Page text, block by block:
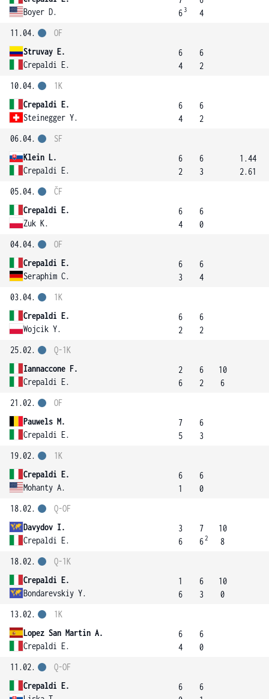
Boyer D.
6 3
4
11.04.
Struvay E.
Crepaldi E.
OF
6
4
6
2
10.04.
Crepaldi E.
Steinegger Y.
1K
6
4
6
2
06.04.
Klein L.
Crepaldi E.
SF
6
2
6
3
1.44
2.61
05.04.
Crepaldi E.
Zuk K.
ČF
6
4
6
0
04.04.
Crepaldi E.
Seraphim C.
OF
6
3
6
4
03.04.
Crepaldi E.
Wojcik Y.
1K
6
2
6
2
25.02.
Iannaccone F.
Crepaldi E.
Q-1K
2
6
6
2
10
6
21.02.
Pauwels M.
Crepaldi E.
OF
7
5
6
3
19.02.
Crepaldi E.
Mohanty A.
1K
6
1
6
0
18.02.
Davydov I.
Crepaldi E.
Q-OF
3
6
7
62
10
8
18.02.
Crepaldi E.
Bondarevskiy Y.
Q-1K
1
6
6
3
10
0
13.02.
Lopez San Martin A.
Crepaldi E.
1K
6
4
6
0
11.02.
Crepaldi E.
Q-OF
6
6